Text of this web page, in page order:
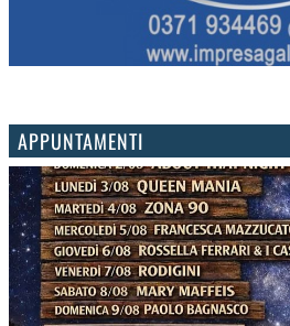
APPUNTAMENTI